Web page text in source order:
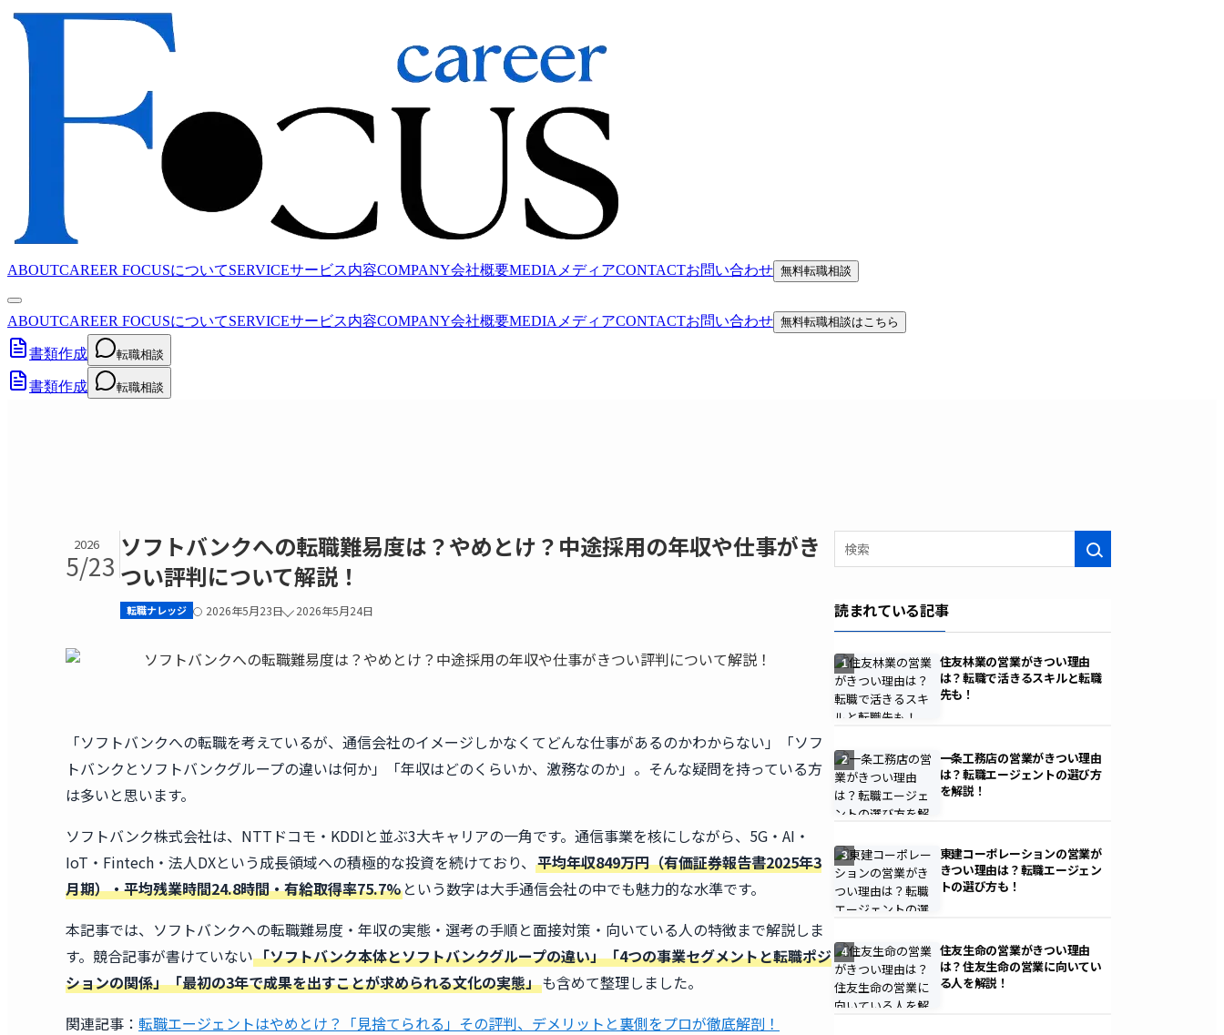
ABOUTCAREER FOCUSについてSERVICEサービス内容COMPANY会社概要MEDIA メディアCONTACTお問い合わせ 無料転職相談
ABOUTCAREER FOCUSについてSERVICEサービス内容COMPANY会社概要MEDIA メディアCONTACTお問い合わせ 無料転職相談はこちら
書類作成 転職相談
書類作成 転職相談
2026
5/23
ソフトバンクへの転職難易度は？やめとけ？中途採用の年収や仕事がき
つい評判について解説！
転職ナレッジ 2026年5月23日 2026年5月24日
「ソフトバンクへの転職を考えているが、通信会社のイメージしかなくてどんな仕事があるのかわからない」「ソフ
トバンクとソフトバンクグループの違いは何か」「年収はどのくらいか、激務なのか」。そんな疑問を持っている方
は多いと思います。
ソフトバンク株式会社は、NTTドコモ・KDDIと並ぶ3大キャリアの一角です。通信事業を核にしながら、5G・AI・
IoT・Fintech・法人DXという成長領域への積極的な投資を続けており、 平均年収849万円（有価証券報告書2025年3
月期）・平均残業時間24.8時間・有給取得率75.7% という数字は大手通信会社の中でも魅力的な水準です。
本記事では、ソフトバンクへの転職難易度・年収の実態・選考の手順と面接対策・向いている人の特徴まで解説しま
す。競合記事が書けていない「ソフトバンク本体とソフトバンクグループの違い」「4つの事業セグメントと転職ポジ
ションの関係」「最初の3年で成果を出すことが求められる文化の実態」も含めて整理しました。
関連記事： 転職エージェントはやめとけ？「見捨てられる」その評判、デメリットと裏側をプロが徹底解剖！
検索
読まれている記事
1
住友林業の営業がきつい理由
は？転職で活きるスキルと転職
先も！
2
一条工務店の営業がきつい理由
は？転職エージェントの選び方
を解説！
3
東建コーポレーションの営業が
きつい理由は？転職エージェン
トの選び方も！
4
住友生命の営業がきつい理由
は？住友生命の営業に向いてい
る人を解説！